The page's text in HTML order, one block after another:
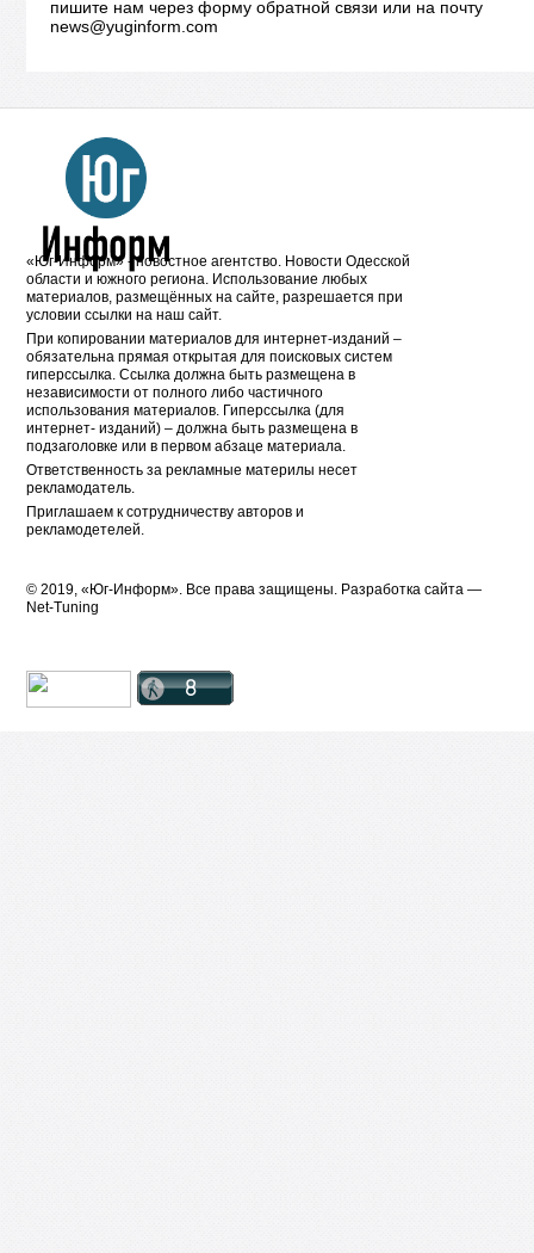
пишите нам через форму обратной связи или на почту
news@yuginform.com
«Юг-Информ» - новостное агентство. Новости Одесской
области и южного региона. Использование любых
материалов, размещённых на сайте, разрешается при
условии ссылки на наш сайт.
При копировании материалов для интернет-изданий –
обязательна прямая открытая для поисковых систем
гиперссылка. Ссылка должна быть размещена в
независимости от полного либо частичного
использования материалов. Гиперссылка (для
интернет- изданий) – должна быть размещена в
подзаголовке или в первом абзаце материала.
Ответственность за рекламные материлы несет
рекламодатель.
Приглашаем к сотрудничеству авторов и
рекламодетелей.
© 2019, «Юг-Информ». Все права защищены. Разработка cайта —
Net-Tuning